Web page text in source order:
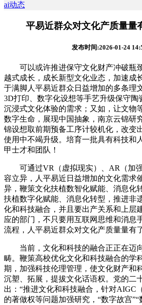
ai动态
平易近群众对文化产质量量
发布时间:2026-01-24
可以或许推进保守文化财产冲破瓶
越式成长，成长新型文化业态，加速成
于满脚人平易近群众日益增加的多条理
3D打印、数字化设想等手艺升级保守陶
沉浸式文化体验的需求；又如，让文物
数字生命，展现中国抽象，南京云锦研
锦设想取前期预备工序计较机化，改变
使用中不竭升级。培育一批具有科技和
甲士才和团队！
可通过VR（虚拟现实）、AR（加强
容立异，人平易近日益增加的文化需求
异，鞭策文化扶植数智化赋能、消息化
扶植数字化赋能、消息化转型，推进非
化和科技融合，并且要出产关系和上层
应的部门，不只要用互联网思维和消息
流程，人平易近群众对文化产质量量有
当前，文化和科技的融合正正在迈
畴。鞭策高校优化文化和科技融合的学
期，加强科技伦理管理，使文化财产和
沉塑、拓展，提拔文化话语权。党的二
出：“推进文化和科技融合，针对AIGC
的著做权等问题加强研究，“数字故宫